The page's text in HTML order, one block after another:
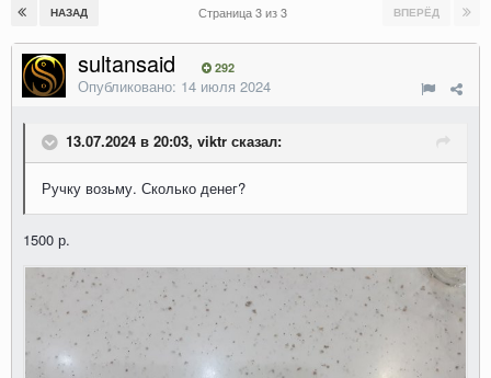
НАЗАД ВПЕРЁД
Страница 3 из 3
sultansaid 292
Опубликовано: 14 июля 2024
13.07.2024 в 20:03, viktr сказал:
Ручку возьму. Сколько денег?
1500 р.